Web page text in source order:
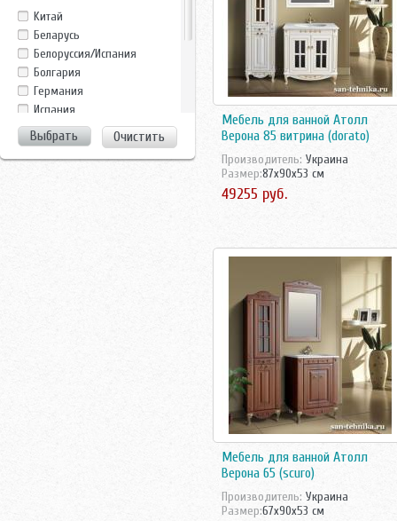
Bricklaer
Casa Vera
Cezares
Clarberg
Dreja
Duravit
Evulla
GamaDecor
Kитай
Беларусь
Белоруссия/Испания
Болгария
Германия
Испания
Италия
Китай
Росcия
Очистить
Мебель для ванной Атолл
Верона 85 витрина (dorato)
Производитель: Украина
Размер:87x90x53 см
49255 руб.
Мебель для ванной Атолл
Верона 65 (scuro)
Производитель: Украина
Размер:67x90x53 см